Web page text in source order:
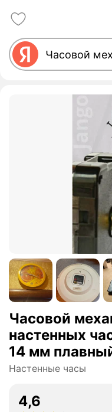
Часовой
настенных
14 мм
Настенные часы
4,6